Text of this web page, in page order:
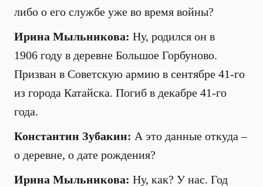
либо о его службе уже во время войны?
Ирина Мыльникова: Ну, родился он в
1906 году в деревне Большое Горбуново.
Призван в Советскую армию в сентябре 41-го
из города Катайска. Погиб в декабре 41-го
года.
Константин Зубакин: А это данные откуда –
о деревне, о дате рождения?
Ирина Мыльникова: Ну, как? У нас. Год